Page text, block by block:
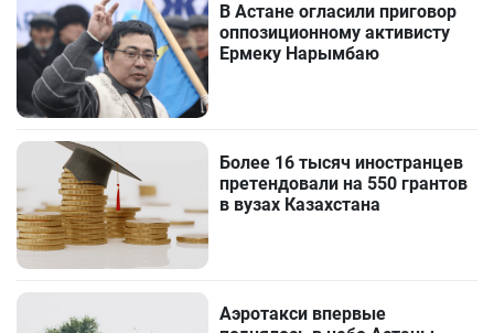
В Астане огласили приговор
оппозиционному активисту
Ермеку Нарымбаю
Более 16 тысяч иностранцев
претендовали на 550 грантов
в вузах Казахстана
Аэротакси впервые